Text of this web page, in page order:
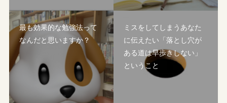
最も効果的な勉強法って
なんだと思いますか？
ミスをしてしまうあなた
に伝えたい「落とし穴が
ある道は早歩きしない」
ということ